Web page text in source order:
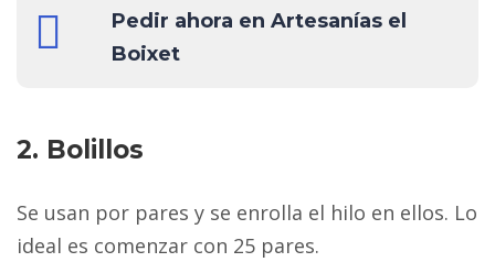
Pedir ahora en Artesanías el
Boixet
2. Bolillos
Se usan por pares y se enrolla el hilo en ellos. Lo
ideal es comenzar con 25 pares.